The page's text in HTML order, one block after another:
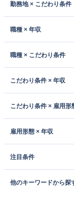
勤務地 × こだわり条件
職種 × 年収
職種 × こだわり条件
こだわり条件 × 年収
こだわり条件 × 雇用形
雇用形態 × 年収
注目条件
他のキーワードから探